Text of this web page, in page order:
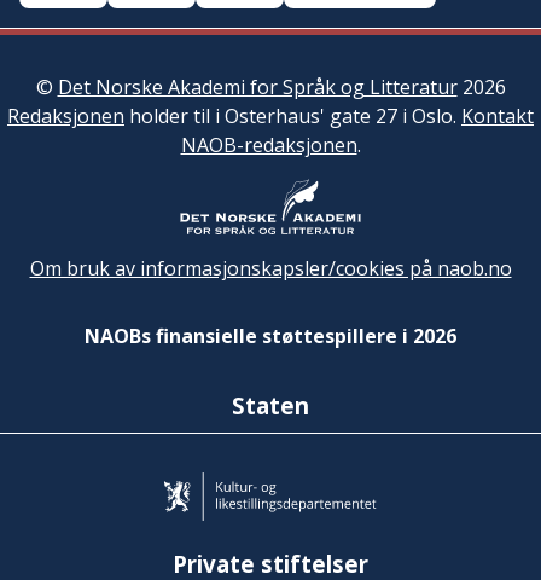
© Det Norske Akademi for Språk og Litteratur2026
Redaksjonen holder til i Osterhaus' gate 27 i Oslo. Kontakt
NAOB-redaksjonen.
Om bruk av informasjonskapsler/cookies på naob.no
NAOBs finansielle støttespillere i 2026
Staten
Private stiftelser